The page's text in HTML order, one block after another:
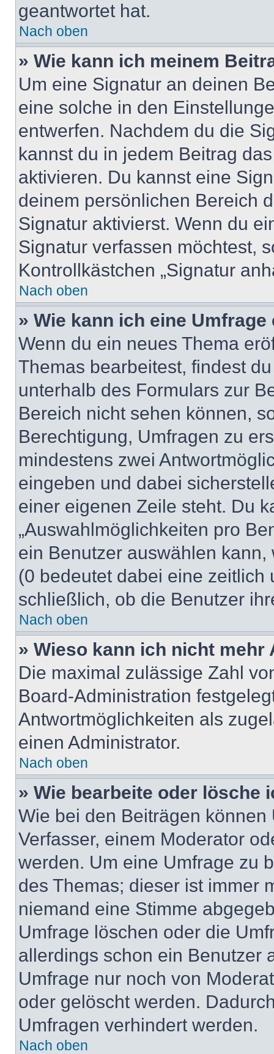
geantwortet hat.
Nach oben
» Wie kann ich meinem
Um eine Signatur an deinen
eine solche in den
entwerfen. Nachdem du die
kannst du in jedem Beitrag
aktivieren. Du kannst eine
deinem persönlichen Bereich
Signatur aktivierst. Wenn du
Signatur verfassen möchtest,
Kontrollkästchen „Signatur
Nach oben
» Wie kann ich eine
Wenn du ein neues Thema
Themas bearbeitest, findest
unterhalb des Formulars zur
Bereich nicht sehen können,
Berechtigung, Umfragen zu
mindestens zwei
eingeben und dabei
einer eigenen Zeile steht. Du
„Auswahlmöglichkeiten pro
ein Benutzer auswählen
(0 bedeutet dabei eine
schließlich, ob die Benutzer
Nach oben
» Wieso kann ich nicht
Die maximal zulässige Zahl
Board-Administration
Antwortmöglichkeiten als
einen Administrator.
Nach oben
» Wie bearbeite oder lösche
Wie bei den Beiträgen
Verfasser, einem Moderator
werden. Um eine Umfrage zu
des Themas; dieser ist immer
niemand eine Stimme
Umfrage löschen oder die
allerdings schon ein Benutzer
Umfrage nur noch von
oder gelöscht werden.
Umfragen verhindert werden.
Nach oben